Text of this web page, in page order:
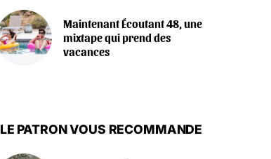
Maintenant Écoutant 48, une
mixtape qui prend des
vacances
LE PATRON VOUS RECOMMANDE